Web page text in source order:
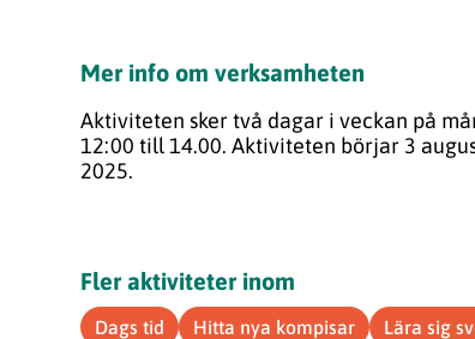
Mer info om verksamheten
Aktiviteten sker två dagar i veckan på
12:00 till 14.00. Aktiviteten börjar 3
2025.
Fler aktiviteter inom
Dags tid Hitta nya kompisar
Lära sig